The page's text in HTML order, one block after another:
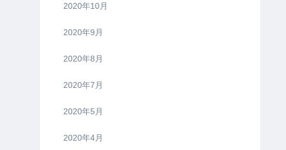
2020年10月
2020年9月
2020年8月
2020年7月
2020年5月
2020年4月